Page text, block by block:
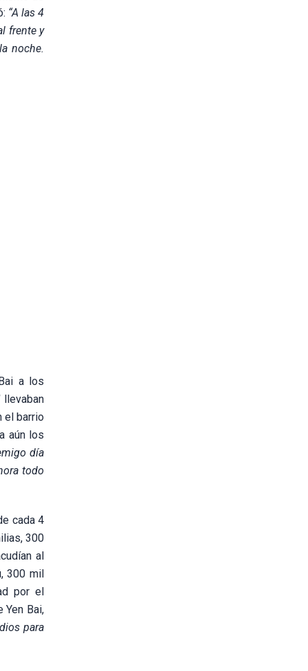
“A las 4
frente y
noche.
a los
llevaban
el barrio
aún los
día
todo
cada 4
300
al
300 mil
por el
Yen Bai,
para